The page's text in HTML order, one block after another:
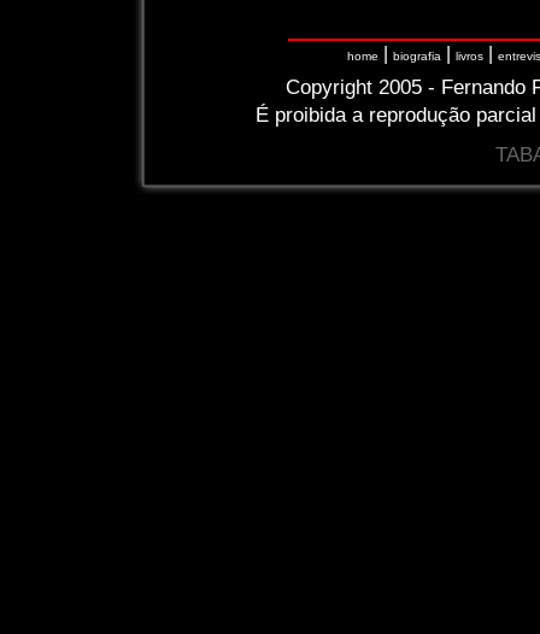
home biografia livros|
Copyright 2005 - Fernando
É proibida a reprodução